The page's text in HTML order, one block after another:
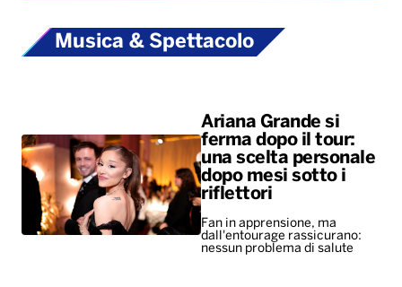
Musica & Spettacolo
Ariana Grande si
ferma dopo il tour:
una scelta personale
dopo mesi sotto i
riflettori
Fan in apprensione, ma
dall'entourage rassicurano:
nessun problema di salute